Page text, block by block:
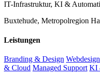
IT-Infrastruktur, KI &
Buxtehude, Metropolregion
Leistungen
Branding & Design Webdesign
& Cloud Managed Support KI